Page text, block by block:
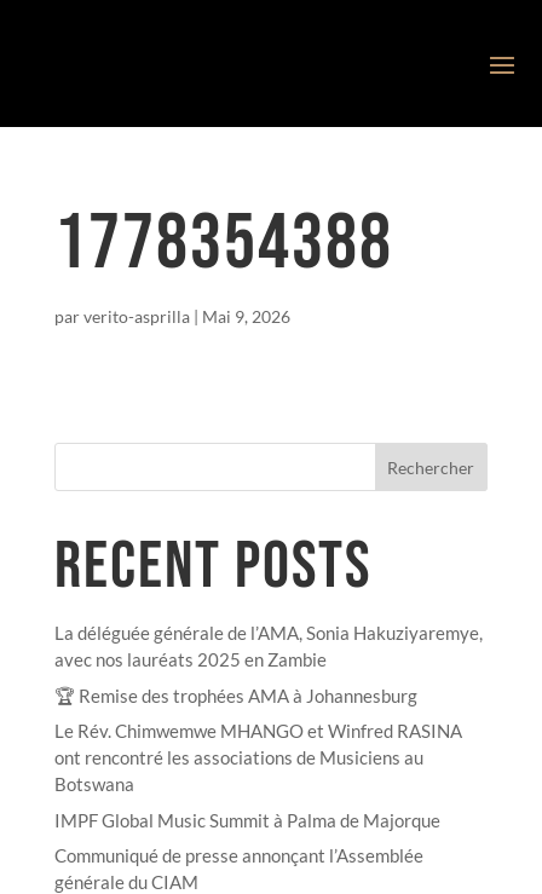
1778354388
parverito-asprilla| Mai 9, 2026
Rechercher
RECENT POSTS
La déléguée générale de l’AMA, Sonia Hakuziyaremye,
avec nos lauréats 2025 en Zambie
🏆 Remise des trophées AMA à Johannesburg
Le Rév. Chimwemwe MHANGO et Winfred RASINA
ont rencontré les associations de Musiciens au
Botswana
IMPF Global Music Summit à Palma de Majorque
Communiqué de presse annonçant l’Assemblée
générale du CIAM